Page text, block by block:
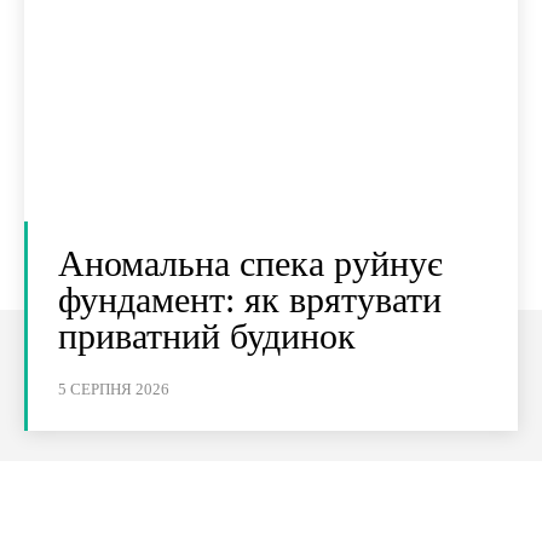
Аномальна спека руйнує
фундамент: як врятувати
приватний будинок
5 СЕРПНЯ 2026